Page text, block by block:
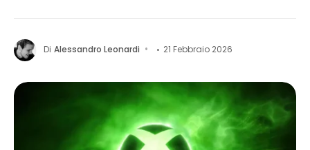
Di Alessandro Leonardi 21 Febbraio 2026